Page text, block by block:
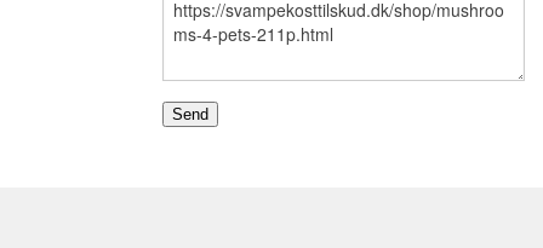
FRAGT
FAQ - OFTEST STILLET
PROFIL